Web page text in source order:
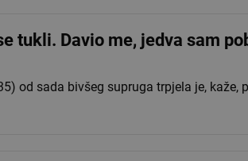
tukli. Davio me, jedva sam
od sada bivšeg supruga trpjela je, kaže,